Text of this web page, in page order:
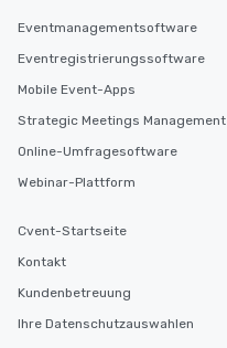
Eventmanagementsoftware
Eventregistrierungssoftware
Mobile Event-Apps
Strategic Meetings Management
Online-Umfragesoftware
Webinar-Plattform
Cvent-Startseite
Kontakt
Kundenbetreuung
Ihre Datenschutzauswahlen